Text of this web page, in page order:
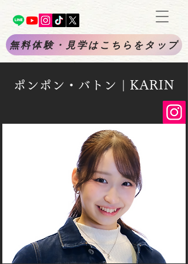
無料体験・見学はこちらをタップ
ポンポン・ バトン | KARIN